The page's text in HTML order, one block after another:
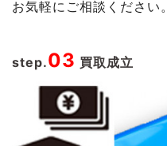
お気軽にご相談ください。
step.03 買取成立